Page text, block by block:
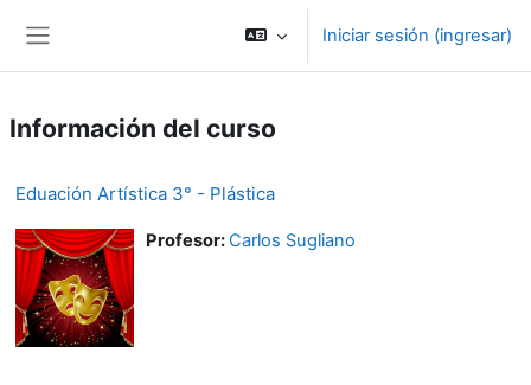
Iniciar sesión (ingresar)
Información del curso
Eduación Artística 3° - Plástica
Profesor:Carlos Sugliano